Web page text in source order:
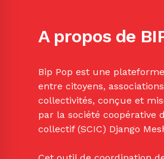
A propos de
Bip Pop est une
entre citoyens,
collectivités, conçue et
par la société coopérative
collectif (SCIC) Django